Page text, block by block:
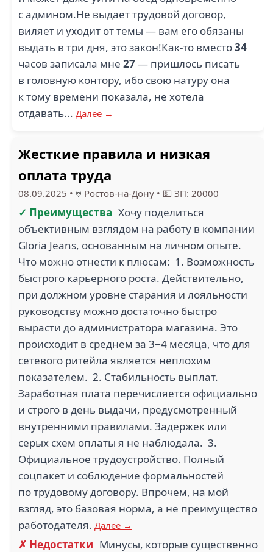
с админом.Не выдает трудовой договор,
виляет и уходит от темы — вам его обязаны
выдать в три дня, это закон!Как-то вместо34
часов записала мне 27— пришлось писать
в головную контору, ибо свою натуру она
к тому времени показала, не хотела
отдавать... Далее →
Жесткие правила и низкая
оплата труда
08.09.2025 • Ростов-на-Дону • 💵 ЗП: 20000
✓ Преимущества Хочу поделиться
объективным взглядом на работу в компании
Gloria Jeans, основанным на личном опыте.
Что можно отнести к плюсам: 1. Возможность
быстрого карьерного роста. Действительно,
при должном уровне старания и лояльности
руководству можно достаточно быстро
вырасти до администратора магазина. Это
происходит в среднем за 3−4 месяца, что для
сетевого ритейла является неплохим
показателем. 2. Стабильность выплат.
Заработная плата перечисляется официально
и строго в день выдачи, предусмотренный
внутренними правилами. Задержек или
серых схем оплаты я не наблюдала. 3.
Официальное трудоустройство. Полный
соцпакет и соблюдение формальностей
по трудовому договору. Впрочем, на мой
взгляд, это базовая норма, а не преимущество
работодателя. Далее →
✗ Недостатки Минусы, которые существенно